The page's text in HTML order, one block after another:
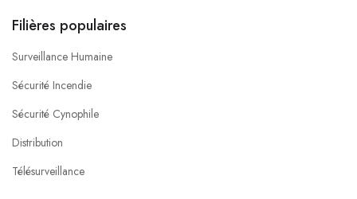
Filières populaires
Surveillance Humaine
Sécurité Incendie
Sécurité Cynophile
Distribution
Télésurveillance